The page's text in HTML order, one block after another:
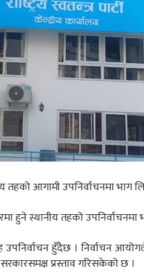
तहको आगामी उपनिर्वाचनमा
हुने स्थानीय तहको उपनिर्वाचनमा
हुँदैछ । निर्वाचन
प्रस्ताव गरिसकेको छ ।